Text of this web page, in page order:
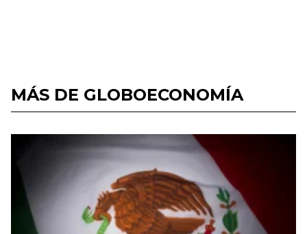
MÁS DE GLOBOECONOMÍA